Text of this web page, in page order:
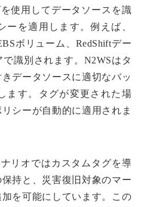
使用してデータソースを識
ーを適用します。例えば、
ボリューム、RedShiftデー
識別されます。N2WSはタ
データソースに適切なバッ
ます。タグが変更された場
シーが自動的に適用されま
リオではカスタムタグを導
持と、災害復旧対象のマー
を可能にしています。この